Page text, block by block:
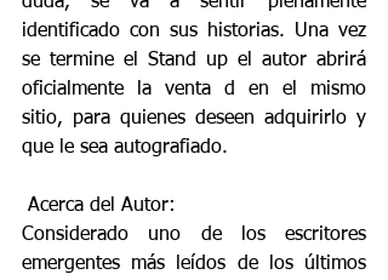
identificado con sus historias. Una vez
se termine el Stand up el autor abrirá
oficialmente la venta d en el mismo
sitio, para quienes deseen adquirirlo y
que le sea autografiado.
Acerca del Autor:
Considerado uno de los escritores
emergentes más leídos de los últimos